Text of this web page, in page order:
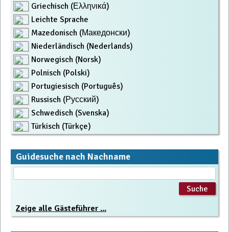
Griechisch (Ελληνικά)
Leichte Sprache
Mazedonisch (Македонски)
Niederländisch (Nederlands)
Norwegisch (Norsk)
Polnisch (Polski)
Portugiesisch (Português)
Russisch (Русский)
Schwedisch (Svenska)
Türkisch (Türkçe)
Guidesuche nach Nachname
Zeige alle Gästeführer ...